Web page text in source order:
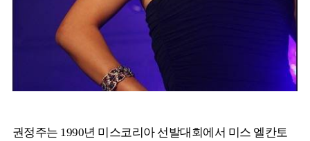
권정주는 1990년 미스코리아 선발대회에서 미스 엘칸토